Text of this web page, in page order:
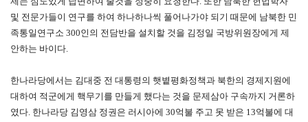
및 전문가들이 연구를 하여 하나하나씩 풀어나가야 되기 때문에 남북한 민
족통일연구소 300인의 전담반을 설치할 것을 김정일 국방위원장에게 제
안하는 바이다.
한나라당에서는 김대중 전 대통령의 햇볕평화정책과 북한의 경제지원에
대하여 적군에게 핵무기를 만들게 했다는 것을 문제삼아 구속까지 거론하
였다. 한나라당 김영삼 정권은 러시아에 30억불 주고 못 받은 13억불에 대